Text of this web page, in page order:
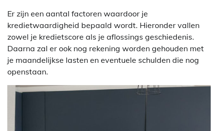
Er zijn een aantal factoren waardoor je
kredietwaardigheid bepaald wordt. Hieronder vallen
zowel je kredietscore als je aflossings geschiedenis.
Daarna zal er ook nog rekening worden gehouden met
je maandelijkse lasten en eventuele schulden die nog
openstaan.